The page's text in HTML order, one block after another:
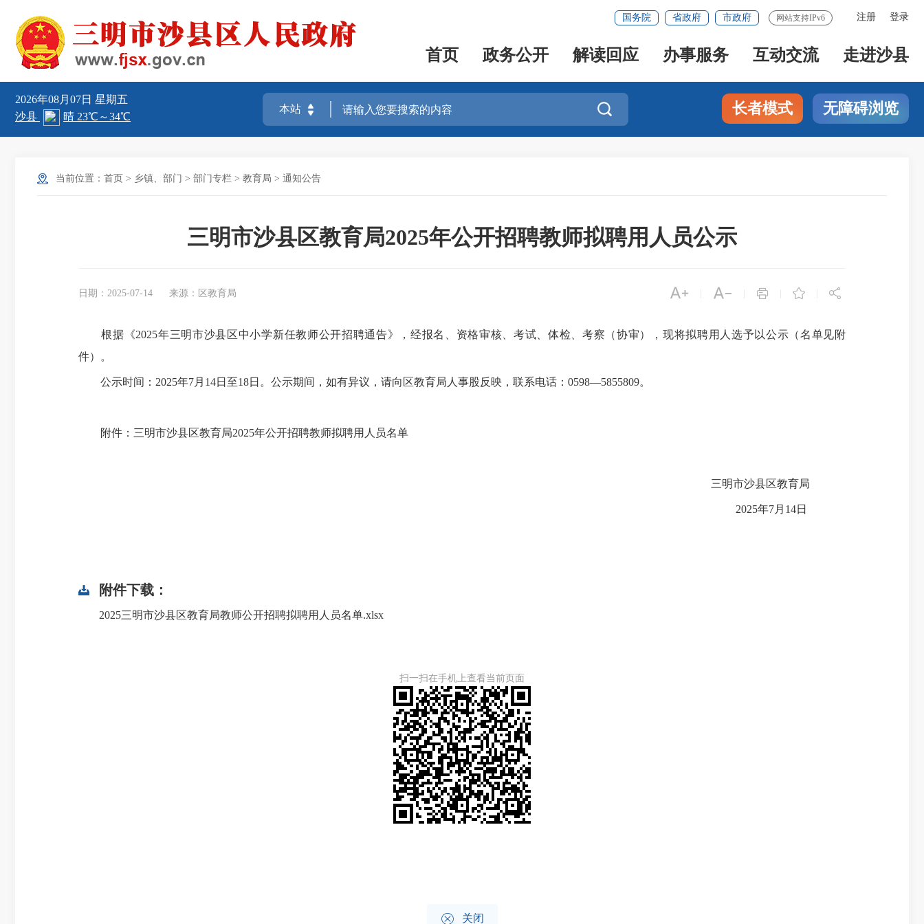
注册 登录
国务院 省政府 市政府 网站支持IPv6
首页 政务公开 解读回应 办事服务 互动交流 走进沙县
2026年08月07日 星期五
 长者模式 无障碍浏览
当前位置： 首页 > 乡镇、部门 > 部门专栏 > 教育局 > 通知公告
三明市沙县区教育局2025年公开招聘教师拟聘用人员公示
日期：2025-07-14 来源：区教育局     
根据《2025年三明市沙县区中小学新任教师公开招聘通告》，经报名、资格审核、考试、体检、考察（协审），现将拟聘用人选予以公示（名单见附
件）。
公示时间：2025年7月14日至18日。公示期间，如有异议，请向区教育局人事股反映，联系电话：0598—5855809。
附件：三明市沙县区教育局2025年公开招聘教师拟聘用人员名单
三明市沙县区教育局
2025年7月14日
附件下载：
2025三明市沙县区教育局教师公开招聘拟聘用人员名单.xlsx
扫一扫在手机上查看当前页面
 关闭